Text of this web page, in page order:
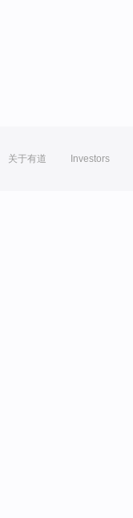
关于有道 Investors